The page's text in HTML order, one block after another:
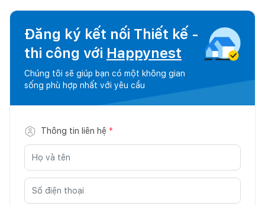
Đăng ký kết nối Thiết kế -
thi công với Happynest
Chúng tôi sẽ giúp bạn có một không gian
sống phù hợp nhất với yêu cầu
Thông tin liên hệ *